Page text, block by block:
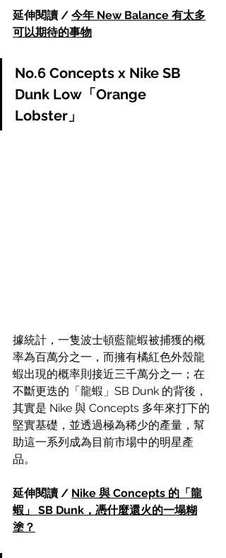
延伸閱讀 / 今年 New Balance 有太多
可以期待的事物
No.6 Concepts x Nike SB
Dunk Low「Orange
Lobster」
據統計，一隻波士頓藍龍蝦被捕獲的概
率為百萬分之一，而擁有橘紅色外殼龍
蝦出現的概率則接近三千萬分之一；在
不斷更迭的「龍蝦」SB Dunk 的背後，
其實是 Nike 與 Concepts 多年來打下的
堅實基礎，並透過極為稀少的產量，幫
助這一系列成為目前市場中的明星產
品。
延伸閱讀 / Nike 與 Concepts 的「龍
蝦」 SB Dunk，憑什麼還火的一塌糊
塗？